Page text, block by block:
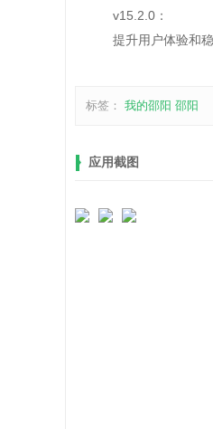
v15.2.0：
提升用户体验和稳
标签： 我的邵阳 邵阳
应用截图